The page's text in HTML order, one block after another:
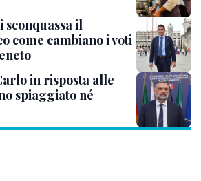
sconquassa il
come cambiano i voti
in risposta alle
spiaggiato né